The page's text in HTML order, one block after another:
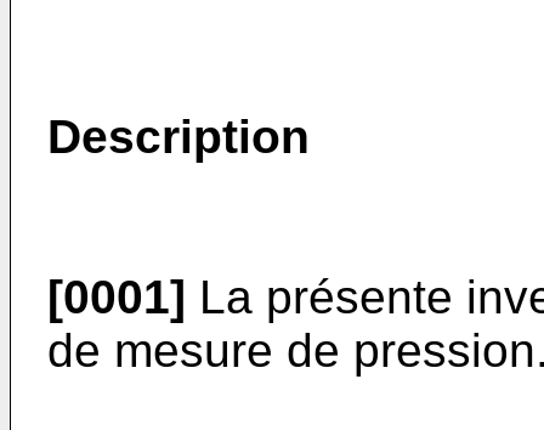
Description
[0001] La présente
de mesure de